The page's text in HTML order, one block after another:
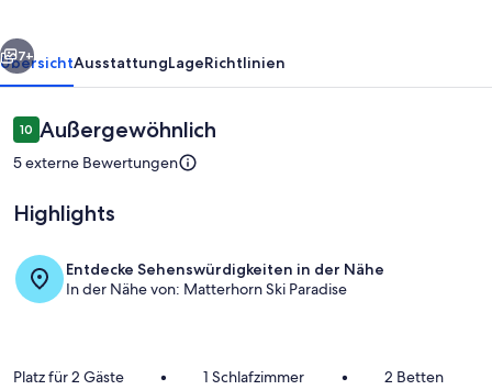
Innenbereich
Weiter
7+
ÜbersichtAusstattungLageRichtlinien
Bewertungen
1010 von 10.
Außergewöhnlich
5 externe Bewertungen
Highlights
Entdecke Sehenswürdigkeiten in der Nähe
In der Nähe von: Matterhorn Ski Paradise
Platz für 2 Gäste • 1 Schlafzimmer • 2 Betten